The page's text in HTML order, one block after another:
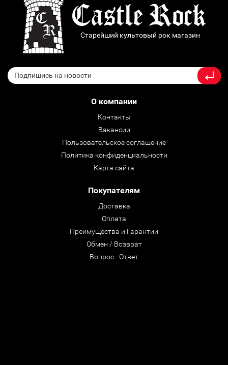
Старейший культовый рок магазин
О компании
Контакты
Вакансии
Пользовательское соглашение
Политика конфиденциальности
Карта сайта
Покупателям
Доставка
Оплата
Преимущества и Гарантии
Обмен / Возврат
Вопрос - Ответ